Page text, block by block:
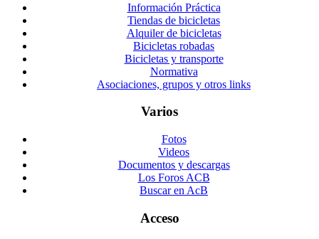
Información Práctica
Tiendas de bicicletas
Alquiler de bicicletas
Bicicletas robadas
Bicicletas y transporte
Normativa
Asociaciones, grupos y otros links
Varios
Fotos
Videos
Documentos y descargas
Los Foros ACB
Buscar en AcB
Acceso